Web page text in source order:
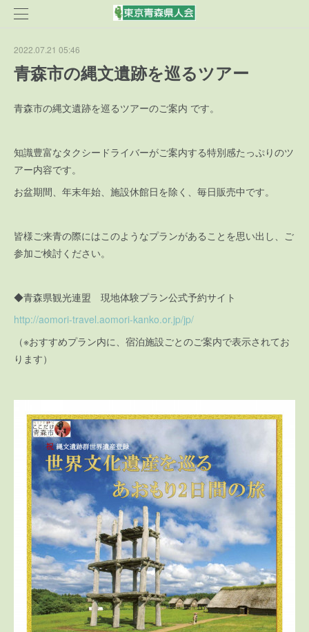
2022.07.21 05:46
青森市の縄文遺跡を巡るツアー
青森市の縄文遺跡を巡るツアーのご案内 です。
知識豊富なタクシードライバーがご案内する特別感たっぷりのツ
アー内容です。
お盆期間、年末年始、施設休館日を除く、毎日販売中です。
皆様ご来青の際にはこのようなプランがあることを思い出し、ご
参加ご検討ください。
◆青森県観光連盟 現地体験プラン公式予約サイト
http://aomori-travel.aomori-kanko.or.jp/jp/
（※おすすめプラン内に、宿泊施設ごとのご案内で表示されてお
ります）